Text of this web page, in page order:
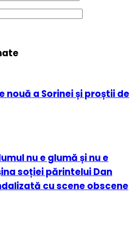
nouă a Sorinei și proștii de
nu e glumă și nu e
soției părintelui Dan
cu scene obscene